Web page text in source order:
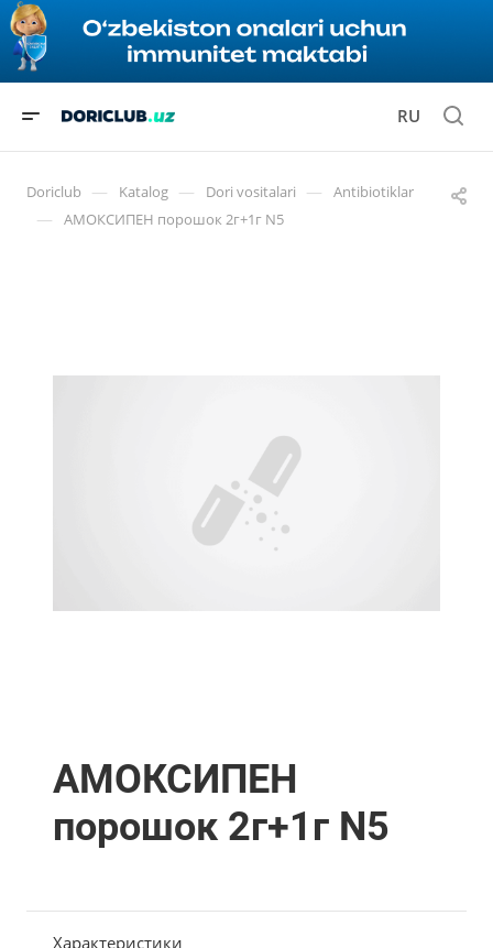
RU
Doriclub — Katalog — Dori vositalari — Antibiotiklar
— АМОКСИПЕН порошок 2г+1г N5
АМОКСИПЕН
порошок 2г+1г N5
Характеристики